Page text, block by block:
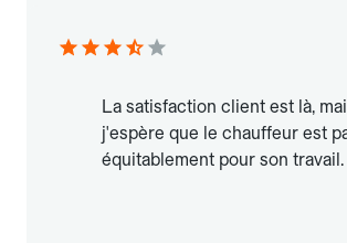
La satisfaction client est là,
j'espère que le chauffeur est
équitablement pour son travail.